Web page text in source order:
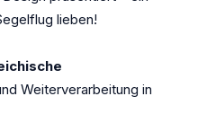
lieben!
Weiterverarbeitung in